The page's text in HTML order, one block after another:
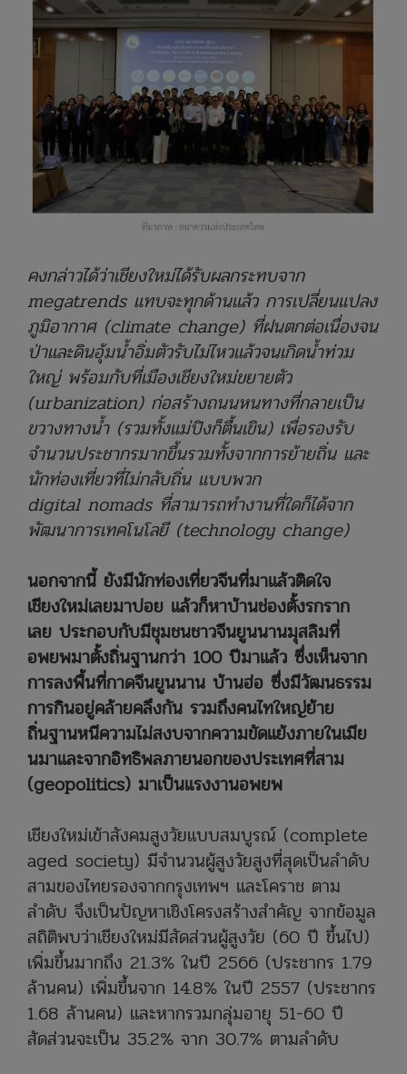
คงกล่าวได้ว่าเชียงใหม่ได้รับผลกระทบจาก
megatrends แทบจะทุกด้านแล้ว การเปลี่ยนแปลง
ภูมิอากาศ (climate change) ที่ฝนตกต่อเนื่องจน
ป่าและดินอุ้มน้ำอิ่มตัวรับไม่ไหวแล้วจนเกิดน้ำท่วม
ใหญ่ พร้อมกับที่เมืองเชียงใหม่ขยายตัว
(urbanization) ก่อสร้างถนนหนทางที่กลายเป็น
ขวางทางน้ำ (รวมทั้งแม่ปิงก็ตื้นเขิน) เพื่อรองรับ
จำนวนประชากรมากขึ้นรวมทั้งจากการย้ายถิ่น และ
นักท่องเที่ยวที่ไม่กลับถิ่น แบบพวก
digital nomads ที่สามารถทำงานที่ใดก็ได้จาก
พัฒนาการเทคโนโลยี (technology change)
นอกจากนี้ ยังมีนักท่องเที่ยวจีนที่มาแล้วติดใจ
เชียงใหม่เลยมาบ่อย แล้วก็หาบ้านช่องตั้งรกราก
เลย ประกอบกับมีชุมชนชาวจีนยูนนานมุสลิมที่
อพยพมาตั้งถิ่นฐานกว่า 100 ปีมาแล้ว ซึ่งเห็นจาก
การลงพื้นที่กาดจีนยูนนาน บ้านฮ่อ ซึ่งมีวัฒนธรรม
การกินอยู่คล้ายคลึงกัน รวมถึงคนไทใหญ่ย้าย
ถิ่นฐานหนีความไม่สงบจากความขัดแย้งภายในเมีย
นมาและจากอิทธิพลภายนอกของประเทศที่สาม
(geopolitics) มาเป็นแรงงานอพยพ
เชียงใหม่เข้าสังคมสูงวัยแบบสมบูรณ์ (complete
aged society) มีจำนวนผู้สูงวัยสูงที่สุดเป็นลำดับ
สามของไทยรองจากกรุงเทพฯ และโคราช ตาม
ลำดับ จึงเป็นปัญหาเชิงโครงสร้างสำคัญ จากข้อมูล
สถิติพบว่าเชียงใหม่มีสัดส่วนผู้สูงวัย (60 ปี ขึ้นไป)
เพิ่มขึ้นมากถึง 21.3% ในปี 2566 (ประชากร 1.79
ล้านคน) เพิ่มขึ้นจาก 14.8% ในปี 2557 (ประชากร
1.68 ล้านคน) และหากรวมกลุ่มอายุ 51-60 ปี
สัดส่วนจะเป็น 35.2% จาก 30.7% ตามลำดับ